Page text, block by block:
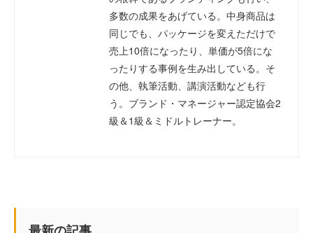
多数の成果をあげている。中身商品は
同じでも、パッケージを変えただけで
売上10倍になったり、単価が5倍にな
ったりする事例を生み出している。そ
の他、執筆活動、講演活動なども行
う。ブランド・マネージャー認定協会2
級＆1級＆ミドルトレーナー。